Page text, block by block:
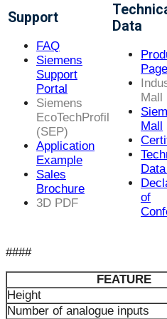
Support
FAQ
Siemens
Support
Portal
Siemens
EcoTechProfil
(SEP)
Application
Example
Sales
Brochure
3D PDF
Data
Page
Mall
Mall
of
####
FEATURE
Height
Number of analogue inputs